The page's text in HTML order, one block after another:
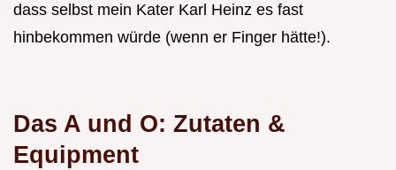
dass selbst mein Kater Karl Heinz es fast
hinbekommen würde (wenn er Finger hätte!).
Das A und O: Zutaten &
Equipment